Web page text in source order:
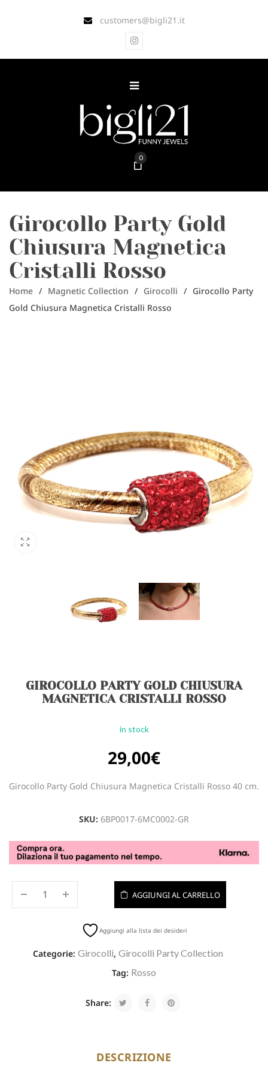
customers@bigli21.it
0
Girocollo Party Gold
Chiusura Magnetica
Cristalli Rosso
Home / Magnetic Collection / Girocolli / Girocollo Party
Gold Chiusura Magnetica Cristalli Rosso
GIROCOLLO PARTY GOLD CHIUSURA
MAGNETICA CRISTALLI ROSSO
in stock
29,00€
Girocollo Party Gold Chiusura Magnetica Cristalli Rosso 40 cm.
SKU: 6BP0017-6MC0002-GR
AGGIUNGI AL CARRELLO
Aggiungi alla lista dei desideri
Categorie: Girocolli, Girocolli Party Collection
Tag: Rosso
Share:
DESCRIZIONE